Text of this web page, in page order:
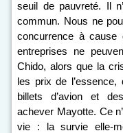
seuil de pauvreté. Il
commun. Nous ne
concurrence à
entreprises ne
Chido, alors que la
les prix de
billets d’avion et
achever Mayotte. Ce
vie : la survie elle-